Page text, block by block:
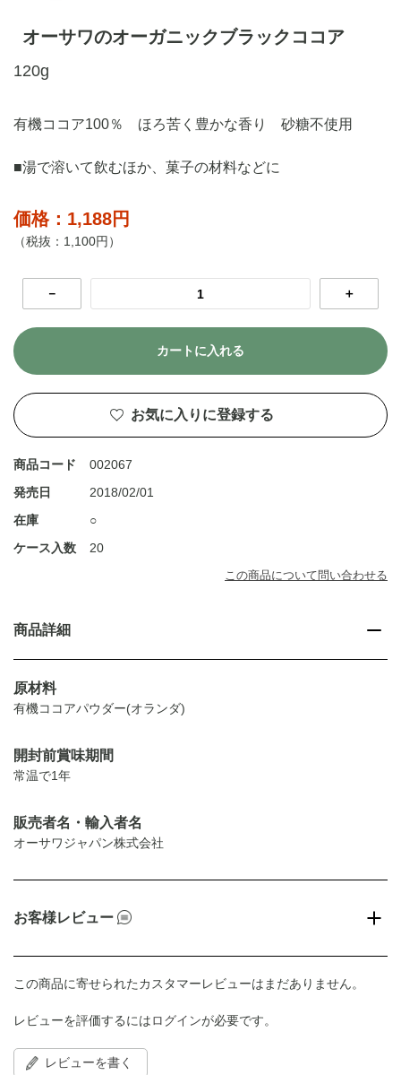
オーサワのオーガニックブラックココア
120g
有機ココア100％ ほろ苦く豊かな香り 砂糖不使用
■湯で溶いて飲むほか、菓子の材料などに
価格：1,188円
（税抜：1,100円）
－ ＋
カートに入れる
お気に入りに登録する
商品コード
002067
発売日
2018/02/01
在庫
○
ケース入数
20
この商品について問い合わせる
商品詳細
原材料
有機ココアパウダー(オランダ)
開封前賞味期間
常温で1年
販売者名・輸入者名
オーサワジャパン株式会社
お客様レビュー
この商品に寄せられたカスタマーレビューはまだありません。
レビューを評価するにはログインが必要です。
レビューを書く